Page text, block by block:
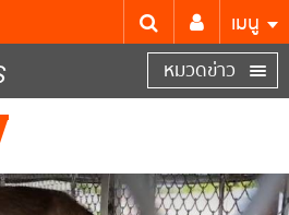
เมนู
หมวดข่าว